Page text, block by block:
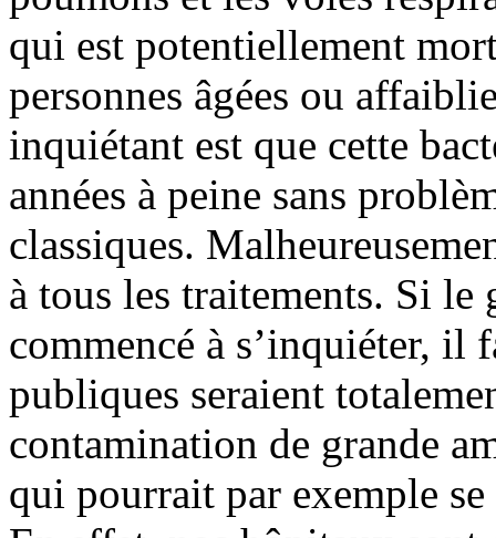
qui est potentiellement
personnes âgées ou
inquiétant est que cette
années à peine sans
classiques.
à tous les traitements. Si le
commencé à s’inquiéter, il
publiques seraient
contamination de grande
qui pourrait par exemple